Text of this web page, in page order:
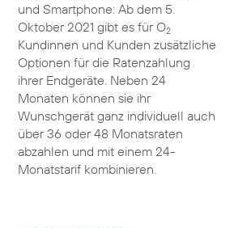
und Smartphone: Ab dem 5.
Oktober 2021 gibt es für O2
Kundinnen und Kunden zusätzliche
Optionen für die Ratenzahlung
ihrer Endgeräte. Neben 24
Monaten können sie ihr
Wunschgerät ganz individuell auch
über 36 oder 48 Monatsraten
abzahlen und mit einem 24-
Monatstarif kombinieren.